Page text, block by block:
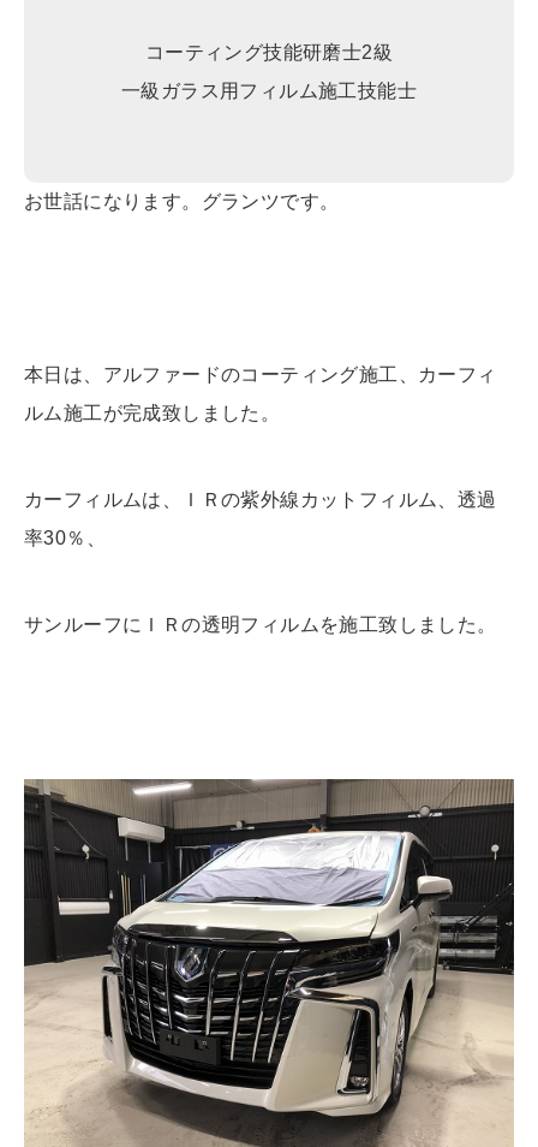
コーティング技能研磨士2級
一級ガラス用フィルム施工技能士
お世話になります。グランツです。
本日は、アルファードのコーティング施工、カーフィ
ルム施工が完成致しました。
カーフィルムは、ＩＲの紫外線カットフィルム、透過
率30％、
サンルーフにＩＲの透明フィルムを施工致しました。